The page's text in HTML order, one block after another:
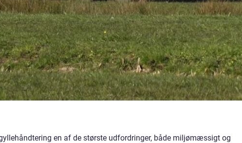
en af de største udfordringer, både miljømæssigt og